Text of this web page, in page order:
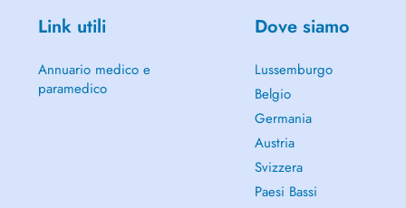
Link utili
Annuario medico e
paramedico
Dove siamo
Lussemburgo
Belgio
Germania
Austria
Svizzera
Paesi Bassi